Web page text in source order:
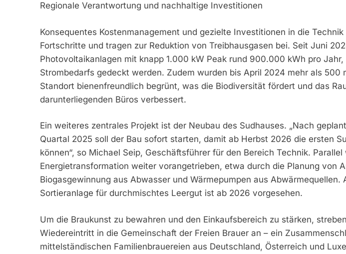
Regionale Verantwortung und nachhaltige Investitionen
Konsequentes Kostenmanagement und gezielte Investitionen in die
Fortschritte und tragen zur Reduktion von Treibhausgasen bei. Seit Juni
Photovoltaikanlagen mit knapp 1.000 kW Peak rund 900.000 kWh pro
Strombedarfs gedeckt werden. Zudem wurden bis April 2024 mehr als 500
Standort bienenfreundlich begrünt, was die Biodiversität fördert und das
darunterliegenden Büros verbessert.
Ein weiteres zentrales Projekt ist der Neubau des Sudhauses. „Nach
Quartal 2025 soll der Bau sofort starten, damit ab Herbst 2026 die ersten
können“, so Michael Seip, Geschäftsführer für den Bereich Technik. Parallel
Energietransformation weiter vorangetrieben, etwa durch die Planung von
Biogasgewinnung aus Abwasser und Wärmepumpen aus Abwärmequellen.
Sortieranlage für durchmischtes Leergut ist ab 2026 vorgesehen.
Um die Braukunst zu bewahren und den Einkaufsbereich zu stärken,
Wiedereintritt in die Gemeinschaft der Freien Brauer an – ein
mittelständischen Familienbrauereien aus Deutschland, Österreich und